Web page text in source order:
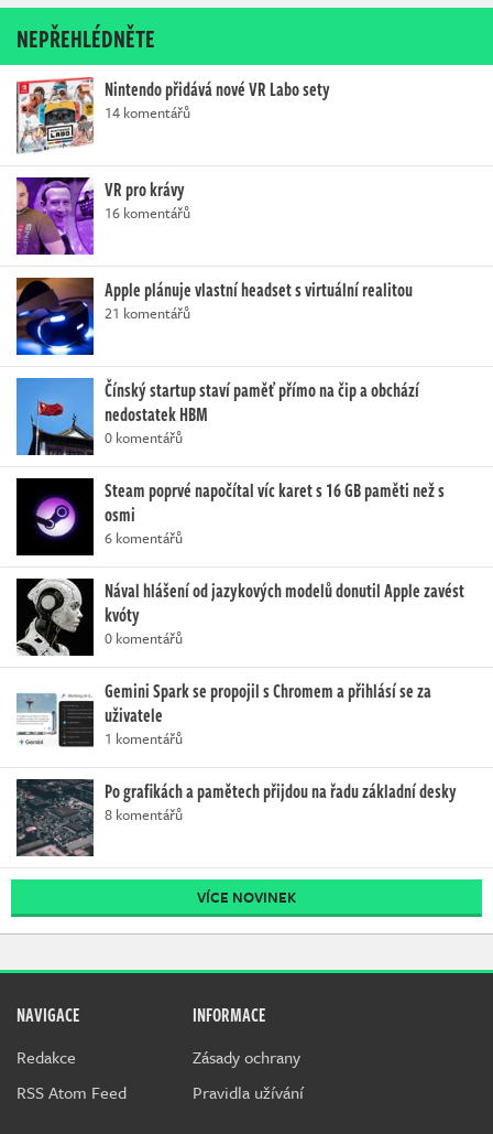
NEPŘEHLÉDNĚTE
Nintendo přidává nové VR Labo sety
14 komentářů
VR pro krávy
16 komentářů
Apple plánuje vlastní headset s virtuální realitou
21 komentářů
Čínský startup staví paměť přímo na čip a obchází
nedostatek HBM
0 komentářů
Steam poprvé napočítal víc karet s 16 GB paměti než s
osmi
6 komentářů
Nával hlášení od jazykových modelů donutil Apple zavést
kvóty
0 komentářů
Gemini Spark se propojil s Chromem a přihlásí se za
uživatele
1 komentářů
Po grafikách a pamětech přijdou na řadu základní desky
8 komentářů
VÍCE NOVINEK
NAVIGACE
Redakce
RSS Atom Feed
INFORMACE
Zásady ochrany
Pravidla užívání